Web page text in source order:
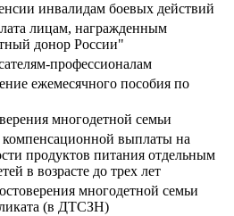
инвалидам боевых действий
лицам, награжденным
донор России"
профессионалам
ежемесячного пособия по
многодетной семьи
выплаты на
продуктов питания отдельным
в возрасте до трех лет
многодетной семьи
(в ДТСЗН)